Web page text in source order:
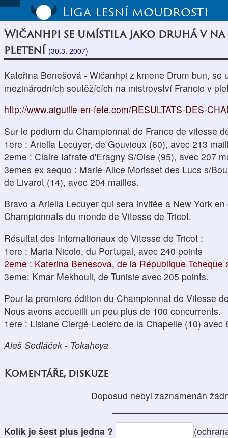
Liga lesní moudrosti
Wičanhpi se umístila jako druhá v
pletení (30.3. 2007)
Kateřina Benešová - Wičanhpi z kmene Drum bun, se
mezinárodních soutěžících na mistrovství Francie v
http://www.aiguille-en-fete.com/RESULTATS-DES-
Sur le podium du Championnat de France de vitesse
1ere : Ariella Lecuyer, de Gouvieux (60), avec 213
2eme : Claire Iafrate d'Eragny S/Oise (95), avec 207
3emes ex aequo : Marie-Alice Morisset des Lucs s/
de Livarot (14), avec 204 mailles.
Bravo a Ariella Lecuyer qui sera invitée a New York
Championnats du monde de Vitesse de Tricot.
Résultat des Internationaux de Vitesse de Tricot :
1ere : Maria Nicolo, du Portugal, avec 240 points
2eme : Katerina Benesova, de la République Tcheque
3eme: Kmar Mekhouli, de Tunisie avec 205 points.
Pour la premiere édition du Championnat de Vitesse
Nous avons accueilli un peu plus de 100 concurrents.
1ere : Lisiane Clergé-Leclerc de la Chapelle (10) avec
Aleš Sedláček - Tokaheya
Komentáře, diskuze
Doposud nebyl zaznamenán
Kolik je šest plus jedna ?